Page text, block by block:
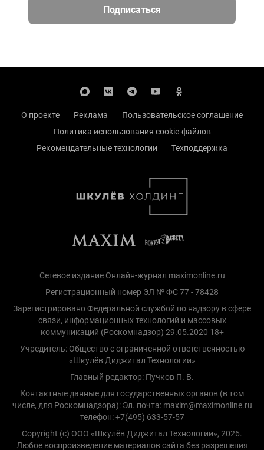
Подписаться
О проекте Реклама
Пользовательское соглашение
Политика использования cookie-файлов
Рекомендательные технологии
Техподдержка
Сетевое издание Онлайн-журнал maximonline.ru
Регистрационный номер ЭЛ № ФС 77 - 78428
Зарегистрировано Федеральной службой по надзору в сфере
связи, информационных технологий и массовых
коммуникаций (Роскомнадзор) 29.05.2020 18+
Учредитель: Общество с ограниченной ответственностью
«Шкулёв Диджитал Технологии»
Главный редактор: Пучков П. В.
Контактные данные для государственных органов (в том
числе, для Роскомнадзора): Эл. почта: maxim@maximonline.ru
телефон: +7(495) 633-57-57
Copyright (с) ООО «Шкулёв Диджитал Технологии», 2026.
Любое воспроизведение материалов сайта без разрешения